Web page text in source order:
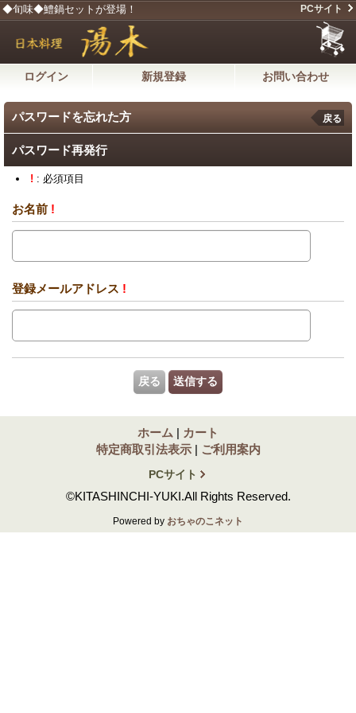
◆旬味◆鱧鍋セットが登場！ PCサイト
ログイン 新規登録 お問い合わせ
パスワードを忘れた方 戻る
パスワード再発行
! : 必須項目
お名前 !
登録メールアドレス !
ホーム | カート
特定商取引法表示 | ご利用案内
PCサイト
©KITASHINCHI-YUKI.All Rights Reserved.
Powered by おちゃのこネット